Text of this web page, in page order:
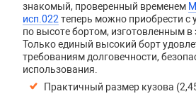
знакомый, проверенный временем
исп.022 теперь можно приобрести с
по высоте бортом, изготовленным в
Только единый высокий борт
требованиям долговечности,
использования.
Практичный размер кузова